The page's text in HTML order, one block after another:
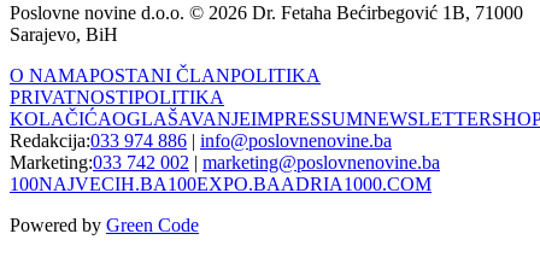
Poslovne novine d.o.o. © 2026 Dr. Fetaha Bećirbegović 1B, 71000
Sarajevo, BiH
O NAMAPOSTANI ČLANPOLITIKA
PRIVATNOSTIPOLITIKA
KOLAČIĆAOGLAŠAVANJEIMPRESSUMNEWSLETTER
Redakcija:033 974 886 | info@poslovnenovine.ba
Marketing:033 742 002 | marketing@poslovnenovine.ba
100NAJVECIH.BA100EXPO.BAADRIA1000.COM
Powered by Green Code